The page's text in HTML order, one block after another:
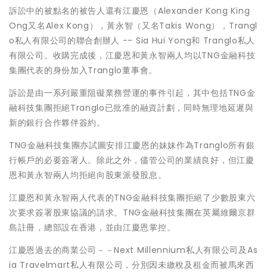
訴訟中的被點名的被告人還有江慶恩（Alexander Kong King
Ong又名Alex Kong），黃永智（又名Takis Wong），Trangl
o私人有限公司的聯合創辦人 -- Sia Hui Yong和 Tranglo私人
有限公司。收購完成後，江慶恩和黃永智兩人均以TNG金融科技
集團代表的身份加入Tranglo董事會。
訴訟是由一系列嚴重阻礙業務營運的事件引起，其中包括TNG金
融科技集團拒絕Tranglo已批准的融資計劃，同時無理地延遲與
新的銀行合作夥伴簽約。
TNG金融科技集團亦試圖安排江慶恩的妹妹作為Tranglo所有銀
行帳戶的必要簽署人。除此之外，儘管公司的業績良好，但江慶
恩和黃永智兩人均拒絕向股東派發股息。
江慶恩和黃永智兩人代表的TNG金融科技集團拒絕了少數股東六
次要求簽署股東協議的請求。TNG金融科技集團在英屬維爾京群
島註冊，總部設在香港，並由江慶恩掌控。
江慶恩過去的商業公司－－Next Millennium私人有限公司及As
ia Travelmart私人有限公司，分別因未繳稅及租金而被馬來西